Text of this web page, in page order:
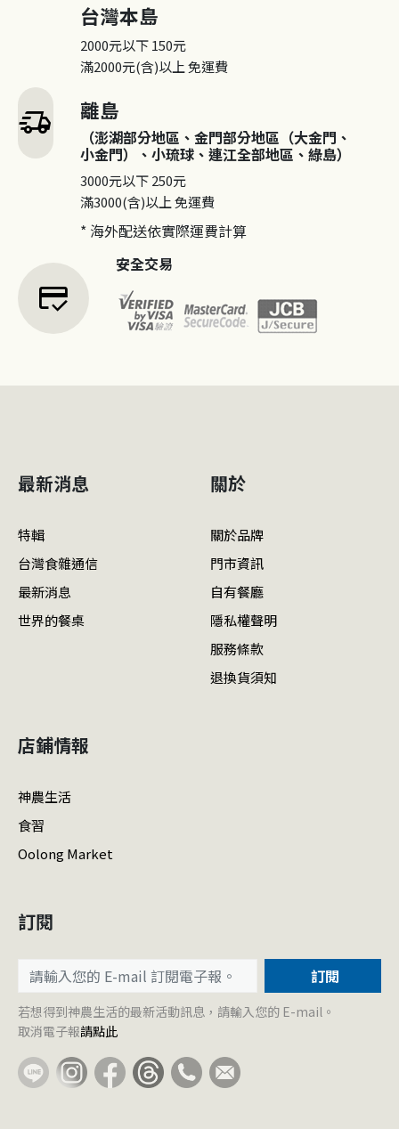
delivery_truck_speed
台灣本島
2000元以下150元
滿2000元(含)以上免運費
離島
（澎湖部分地區、金門部分地區（大金門、
小金門）、小琉球、連江全部地區、綠島）
3000元以下250元
滿3000(含)以上免運費
* 海外配送依實際運費計算
credit_score
安全交易
最新消息
特輯
台灣食雜通信
最新消息
世界的餐桌
關於
關於品牌
門市資訊
自有餐廳
隱私權聲明
服務條款
退換貨須知
店鋪情報
神農生活
食習
Oolong Market
訂閱
訂閱
若想得到神農生活的最新活動訊息，請輸入您的 E-mail。
取消電子報請點此